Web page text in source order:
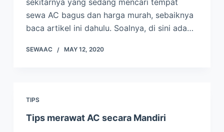
sekitarnya yang sedang mencari tempat
sewa AC bagus dan harga murah, sebaiknya
baca artikel ini dahulu. Soalnya, di sini ada…
SEWAAC MAY 12, 2020
TIPS
Tips merawat AC secara Mandiri